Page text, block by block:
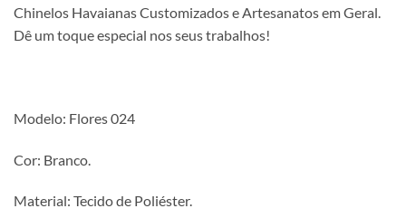
Chinelos Havaianas Customizados e Artesanatos em Geral.
Dê um toque especial nos seus trabalhos!
Modelo: Flores 024
Cor: Branco.
Material: Tecido de Poliéster.